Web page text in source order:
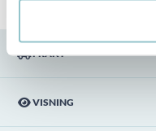
FRAKT
VISNING